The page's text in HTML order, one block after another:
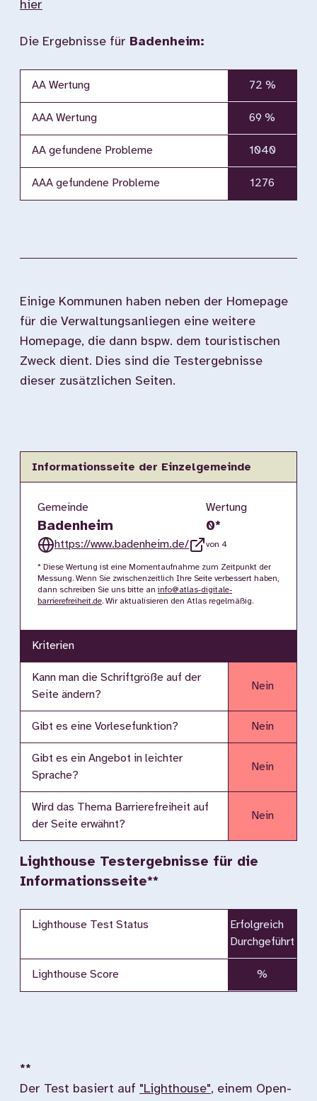
hier
Die Ergebnisse für Badenheim:
AA Wertung 72 %
AAA Wertung 69 %
AA gefundene Probleme 1040
AAA gefundene Probleme 1276
Einige Kommunen haben neben der Homepage
für die Verwaltungsanliegen eine weitere
Homepage, die dann bspw. dem touristischen
Zweck dient. Dies sind die Testergebnisse
dieser zusätzlichen Seiten.
Informationsseite der Einzelgemeinde
Gemeinde
Badenheim
https://www.badenheim.de/
Wertung
0*
von 4
* Diese Wertung ist eine Momentaufnahme zum Zeitpunkt der
Messung. Wenn Sie zwischenzeitlich Ihre Seite verbessert haben,
dann schreiben Sie uns bitte an info@atlas-digitale-
barrierefreiheit.de. Wir aktualisieren den Atlas regelmäßig.
Kriterien
Kann man die Schriftgröße auf der
Seite ändern?
Nein
Gibt es eine Vorlesefunktion? Nein
Gibt es ein Angebot in leichter
Sprache?
Nein
Wird das Thema Barrierefreiheit auf
der Seite erwähnt?
Nein
Lighthouse Testergebnisse für die
Informationsseite**
Lighthouse Test Status
Erfolgreich
Durchgeführt
Lighthouse Score %
**
Der Test basiert auf "Lighthouse", einem Open-